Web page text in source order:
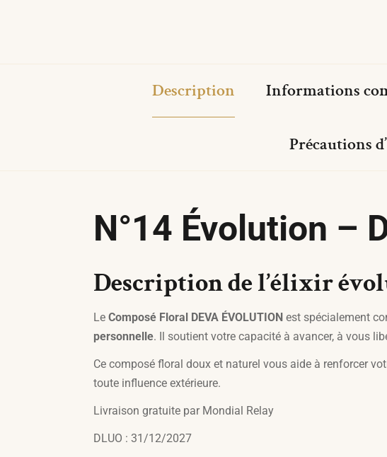
Description Informations
Précautions
N°14 Évolution –
Description de l’élixir
Le Composé Floral DEVA ÉVOLUTION est spécialement
personnelle. Il soutient votre capacité à avancer, à vous
Ce composé floral doux et naturel vous aide à renforcer
toute influence extérieure.
Livraison gratuite par Mondial Relay
DLUO : 31/12/2027